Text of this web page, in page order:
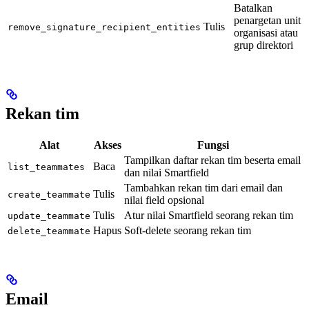
remove_signature_recipient_entities Tulis
Batalkan
penargetan unit
organisasi atau
grup direktori
Rekan tim
Alat Akses Fungsi
list_teammates Baca
Tampilkan daftar rekan tim beserta email
dan nilai Smartfield
create_teammate Tulis
Tambahkan rekan tim dari email dan
nilai field opsional
update_teammate Tulis Atur nilai Smartfield seorang rekan tim
delete_teammate Hapus Soft-delete seorang rekan tim
Email